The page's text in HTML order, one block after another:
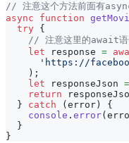
// 注意这个方法前面有
async
function
try {
// 注意这里的await语
let response =
'https://
) ;
let responseJson =
return
}
catch ( error )
{
console . error(
}
}